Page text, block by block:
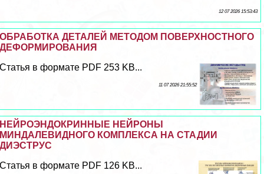
12 07 2026 15:53:43
ОБРАБОТКА ДЕТАЛЕЙ МЕТОДОМ ПОВЕРХНОСТНОГО
ДЕФОРМИРОВАНИЯ
Статья в формате PDF 253 KB...
11 07 2026 21:55:52
НЕЙРОЭНДОКРИННЫЕ НЕЙРОНЫ
МИНДАЛЕВИДНОГО КОМПЛЕКСА НА СТАДИИ
ДИЭСТРУС
Статья в формате PDF 126 KB...